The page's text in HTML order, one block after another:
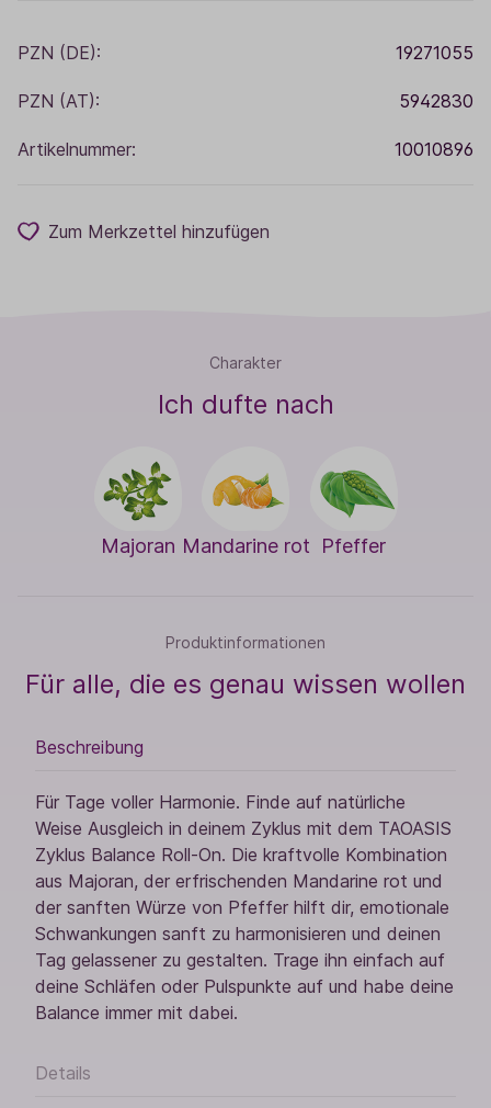
PZN (DE): 19271055
PZN (AT): 5942830
Artikelnummer: 10010896
Zum Merkzettel hinzufügen
Charakter
Ich dufte nach
Majoran Mandarine rot Pfeffer
Produktinformationen
Für alle, die es genau wissen wollen
Beschreibung
Für Tage voller Harmonie. Finde auf natürliche
Weise Ausgleich in deinem Zyklus mit dem TAOASIS
Zyklus Balance Roll-On. Die kraftvolle Kombination
aus Majoran, der erfrischenden Mandarine rot und
der sanften Würze von Pfeffer hilft dir, emotionale
Schwankungen sanft zu harmonisieren und deinen
Tag gelassener zu gestalten. Trage ihn einfach auf
deine Schläfen oder Pulspunkte auf und habe deine
Balance immer mit dabei.
Details